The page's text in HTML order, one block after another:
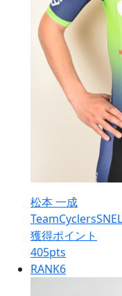
松本 一成
TeamCyclersSNEL
獲得ポイント
405pts
RANK6